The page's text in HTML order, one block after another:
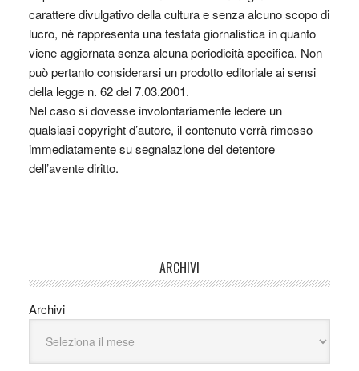
carattere divulgativo della cultura e senza alcuno scopo di
lucro, nè rappresenta una testata giornalistica in quanto
viene aggiornata senza alcuna periodicità specifica. Non
può pertanto considerarsi un prodotto editoriale ai sensi
della legge n. 62 del 7.03.2001.
Nel caso si dovesse involontariamente ledere un
qualsiasi copyright d’autore, il contenuto verrà rimosso
immediatamente su segnalazione del detentore
dell’avente diritto.
ARCHIVI
Archivi